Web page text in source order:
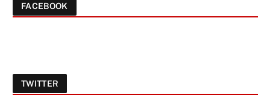
FACEBOOK
TWITTER